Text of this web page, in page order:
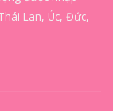
Lan, Úc, Đức,